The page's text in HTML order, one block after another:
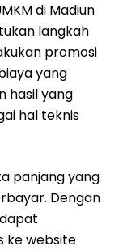
di Madiun
langkah
promosi
yang
hasil yang
hal teknis
panjang yang
Dengan
ke website